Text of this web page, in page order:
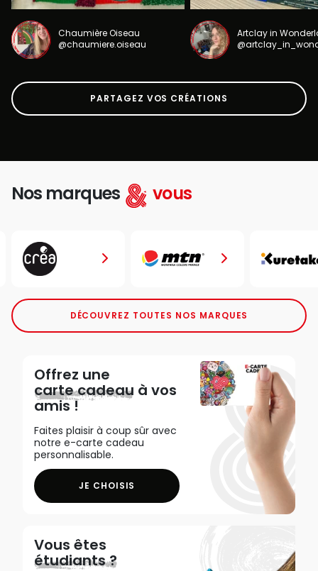
Chaumière Oiseau
@chaumiere.oiseau
Artclay in
PARTAGEZ VOS CRÉATIONS
Nos marques vous
DÉCOUVREZ TOUTES NOS MARQUES
Offrez une
carte cadeau à vos
amis !
Faites plaisir à coup sûr avec
notre e-carte cadeau
personnalisable.
JE CHOISIS
Vous êtes
étudiants ?